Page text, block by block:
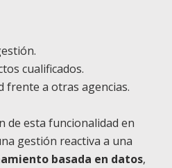
cualificados.
frente a otras agencias.
de esta funcionalidad en
gestión reactiva a una
basada en datos,